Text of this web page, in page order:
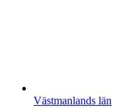
Västmanlands län